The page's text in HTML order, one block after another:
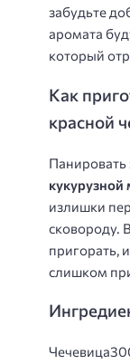
забудьте
аромата
который
Как
красной
Панировать
кукурузной
излишки
сковороду.
пригорать,
слишком